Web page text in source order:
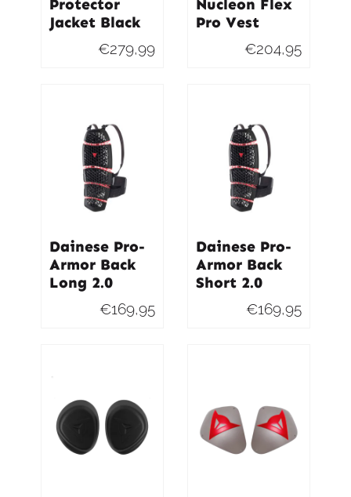
Protector
Jacket Black
€279,99
Nucleon Flex
Pro Vest
€204,95
Dainese Pro-
Armor Back
Long 2.0
€169,95
Dainese Pro-
Armor Back
Short 2.0
€169,95